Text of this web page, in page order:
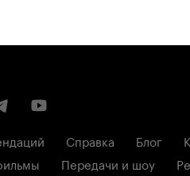
Справка Блог
Передачи и шоу